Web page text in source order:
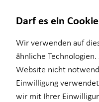
Kundenportal
Ganzheitliche Beratung
Über HORBACH
Karrierechancen
Wie zufrieden meine
HORBACH sind, das
Darf es ein
Wir verwenden auf
ähnliche
Website nicht
Einwilligung
wir mit Ihrer